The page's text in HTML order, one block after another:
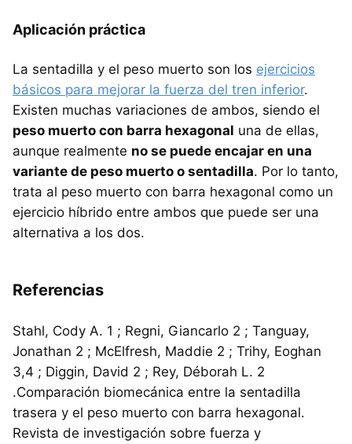
Aplicación práctica
La sentadilla y el peso muerto son los ejercicios
básicos para mejorar la fuerza del tren inferior.
Existen muchas variaciones de ambos, siendo el
peso muerto con barra hexagonal una de ellas,
aunque realmente no se puede encajar en una
variante de peso muerto o sentadilla. Por lo tanto,
trata al peso muerto con barra hexagonal como un
ejercicio híbrido entre ambos que puede ser una
alternativa a los dos.
Referencias
Stahl, Cody A. 1 ; Regni, Giancarlo 2 ; Tanguay,
Jonathan 2 ; McElfresh, Maddie 2 ; Trihy, Eoghan
3,4 ; Diggin, David 2 ; Rey, Déborah L. 2
.Comparación biomecánica entre la sentadilla
trasera y el peso muerto con barra hexagonal.
Revista de investigación sobre fuerza y ​​​​